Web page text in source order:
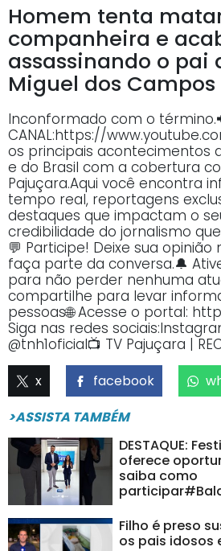
Homem tenta
companheira e
assassinando o pai
Miguel dos Campos
Inconformado com o
CANAL:https://
os principais acontecimentos
e do Brasil com a cobertura
Pajuçara.Aqui você encontra
tempo real, reportagens
destaques que impactam o
credibilidade do jornalismo
💬 Participe! Deixe sua
faça parte da conversa.🔔
para não perder nenhuma
compartilhe para levar
pessoas🌐 Acesse o portal:
Siga nas redes
@tnh1oficial📺 TV Pajuçara |
x facebook
>ASSISTA TAMBÉM
DESTAQUE:
oferece
saiba como
Filho é preso
os pais idosos